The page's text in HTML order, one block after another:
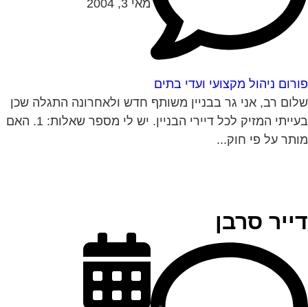
ניהול מקצועי ועדי בתים
מאי 3, 2004
רב, אני גר בבניין משותף חדש ולאחרונה התגלה שכן
בעייתי המזיק לכל דיירי הבניין. יש לי מספר שאלות: 1. האם
על פי חוק...
סרבן